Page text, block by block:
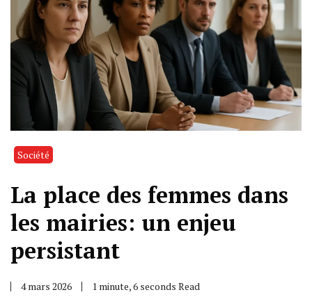
Société
La place des femmes dans
les mairies: un enjeu
persistant
4 mars 2026 1 minute, 6 seconds Read